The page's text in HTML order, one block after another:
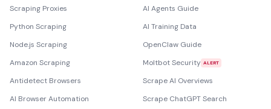
Scraping Proxies
Python Scraping
Node.js Scraping
Amazon Scraping
Antidetect Browsers
AI Browser Automation
AI Agents Guide
AI Training Data
OpenClaw Guide
Moltbot Security ALERT
Scrape AI Overviews
Scrape ChatGPT Search